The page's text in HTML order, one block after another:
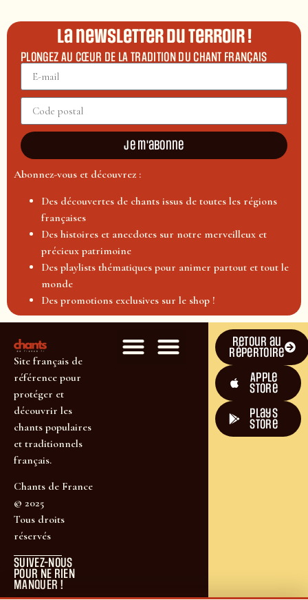
La newsletter du terroir !
PLONGEZ AU CŒUR DE LA TRADITION DU CHANT FRANÇAIS
Je m'abonne
Abonnez-vous et découvrez :
Des découvertes de chants issus de toutes les régions
françaises
Des histoires et anecdotes sur notre merveilleux et
précieux patrimoine
Des playlists thématiques pour animer partout et tout le
monde
Des promotions exclusives sur le shop !
Site français de
référence pour
protéger et
découvrir les
chants populaires
et traditionnels
français.
Chants de France
© 2025
Tous droits
réservés
SUIVEZ-NOUS
POUR NE RIEN
MANQUER !
Retour au
répertoire
Apple
Store
plays
store